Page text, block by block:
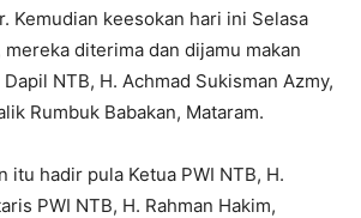
Kemudian keesokan hari ini Selasa
diterima dan dijamu makan
NTB, H. Achmad Sukisman Azmy,
Rumbuk Babakan, Mataram.
itu hadir pula Ketua PWI NTB, H.
PWI NTB, H. Rahman Hakim,